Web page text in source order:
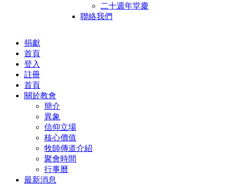
二十週年堂慶
聯絡我們
捐獻
首頁
登入
註冊
首頁
關於教會
簡介
異象
信仰立場
核心價值
牧師傳道介紹
聚會時間
行事曆
最新消息